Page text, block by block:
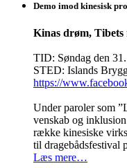
Demo imod kinesisk
Kinas drøm,
TID: Søndag den
STED: Islands
https://
Under paroler som
venskab og
række kinesiske
til dragebådsfestival
Læs mere…